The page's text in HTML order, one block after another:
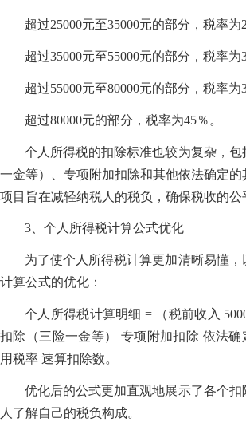
超过25000元至35000元的部分，税率为
超过35000元至55000元的部分，税率为
超过55000元至80000元的部分，税率为
超过80000元的部分，税率为45％。
个人所得税的扣除标准也较为复杂，
一金等）、专项附加扣除和其他依法确定
项目旨在减轻纳税人的税负，确保税收的公
3、个人所得税计算公式优化
为了使个人所得税计算更加清晰易懂
计算公式的优化：
个人所得税计算明细 = （税前收入
扣除（三险一金等） 专项附加扣除 依法
用税率 速算扣除数。
优化后的公式更加直观地展示了各个
人了解自己的税负构成。